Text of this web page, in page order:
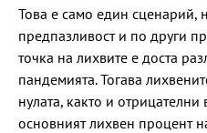
Това е само един сценарий,
предпазливост и по други
точка на лихвите е доста
пандемията. Тогава
нулата, както и
основният лихвен процент